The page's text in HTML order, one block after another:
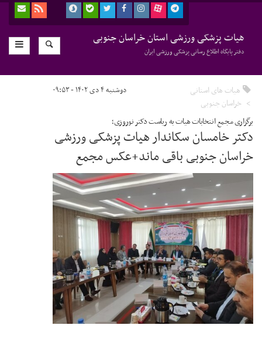
هیات پزشکی ورزشی استان خراسان جنوبی
دفتر پایگاه اطلاع رسانی پزشکی ورزشی ایران
هیات های استانی
خراسان جنوبی
دوشنبه ۴ دی ۱۴۰۲ - ۰۹:۵۳
برگزاری مجمع انتخابات هیات به ریاست دکتر نوروزی؛
دکتر خامسان سکاندار هیات پزشکی ورزشی
خراسان جنوبی باقی ماند+عکس مجمع